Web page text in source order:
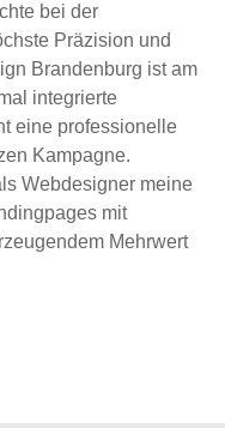
bei der
Präzision und
Brandenburg ist am
integrierte
eine professionelle
Kampagne.
Webdesigner meine
mit
Mehrwert